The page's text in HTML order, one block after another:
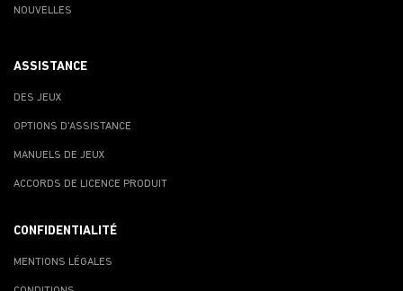
NOUVELLES
ASSISTANCE
DES JEUX
OPTIONS D'ASSISTANCE
MANUELS DE JEUX
ACCORDS DE LICENCE PRODUIT
CONFIDENTIALITÉ
MENTIONS LÉGALES